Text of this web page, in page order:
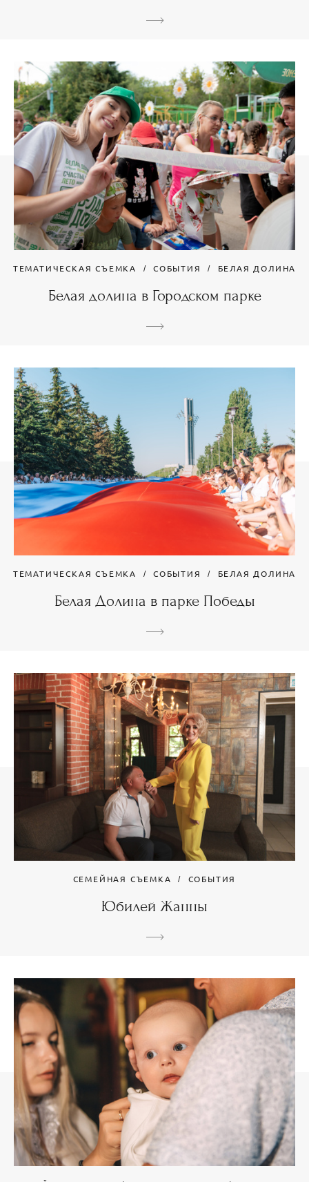
ТЕМАТИЧЕСКАЯ СЪЕМКА СОБЫТИЯ БЕЛАЯ ДОЛИНА
Белая долина в Городском парке
ТЕМАТИЧЕСКАЯ СЪЕМКА СОБЫТИЯ БЕЛАЯ ДОЛИНА
Белая Долина в парке Победы
СЕМЕЙНАЯ СЪЕМКА СОБЫТИЯ
Юбилей Жанны